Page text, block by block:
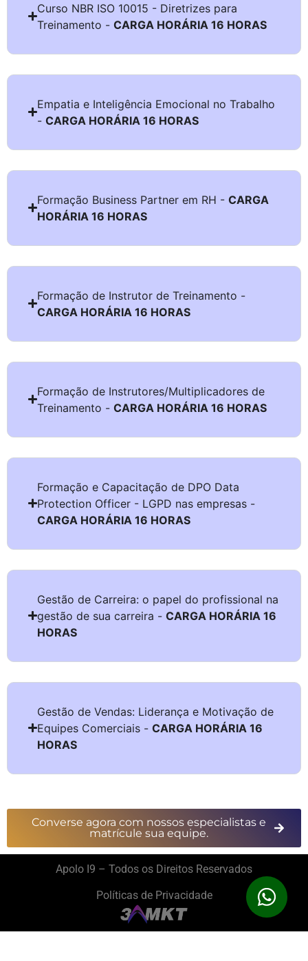
Curso NBR ISO 10015 - Diretrizes para
Treinamento -CARGA HORÁRIA 16 HORAS
Empatia e Inteligência Emocional no Trabalho
-CARGA HORÁRIA 16 HORAS
Formação Business Partner em RH -CARGA
HORÁRIA 16 HORAS
Formação de Instrutor de Treinamento -
CARGA HORÁRIA 16 HORAS
Formação de Instrutores/Multiplicadores de
Treinamento -CARGA HORÁRIA 16 HORAS
Formação e Capacitação de DPO Data
Protection Officer - LGPD nas empresas -
CARGA HORÁRIA 16 HORAS
Gestão de Carreira: o papel do profissional na
gestão de sua carreira -CARGA HORÁRIA 16
HORAS
Gestão de Vendas: Liderança e Motivação de
Equipes Comerciais -CARGA HORÁRIA 16
HORAS
Converse agora com nossos especialistas e
matrícule sua equipe.
Apolo I9 – Todos os Direitos Reservados
Políticas de Privacidade